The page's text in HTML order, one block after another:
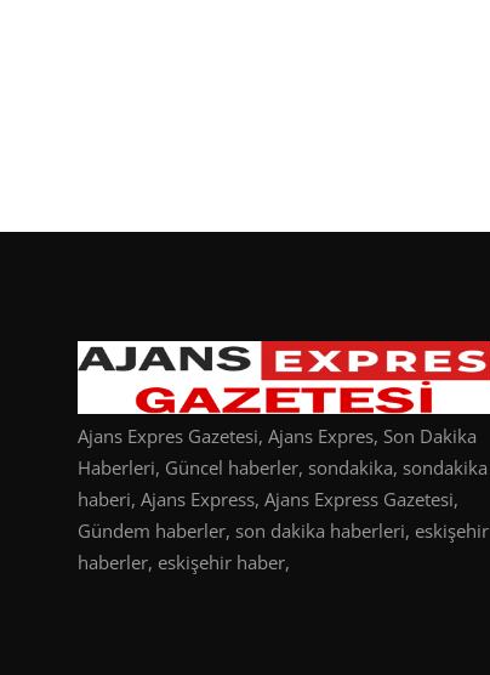
Ajans Expres Gazetesi, Ajans Expres, Son Dakika
Haberleri, Güncel haberler, sondakika, sondakika
haberi, Ajans Express, Ajans Express Gazetesi,
Gündem haberler, son dakika haberleri, eskişehir
haberler, eskişehir haber,